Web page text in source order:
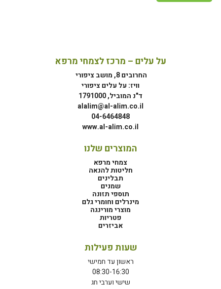
על עלים – מרכז לצמחי מרפא
החרובים 8, מושב ציפורי
וויז: על עלים ציפורי
ד"נ המוביל, 1791000
alalim@al-alim.co.il
04-6464848
www.al-alim.co.il
המוצרים שלנו
צמחי מרפא
חליטות להנאה
תבלינים
שמנים
תוספי תזונה
מינרלים וחומרי גלם
מוצרי מורינגה
פטריות
אביזרים
שעות פעילות
ראשון עד חמישי
08:30-16:30
שישי וערבי חג